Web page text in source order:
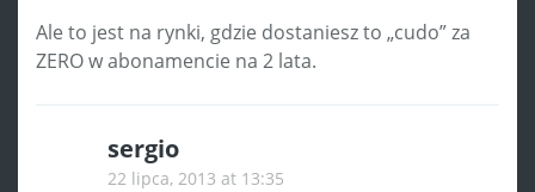
Ale to jest na rynki, gdzie dostaniesz to „cudo” za
ZERO w abonamencie na 2 lata.
sergio
22 lipca, 2013 at 13:35